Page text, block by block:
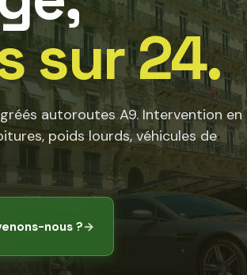
sur 24.
autoroutes A9. Intervention en
poids lourds, véhicules de
nous ?→